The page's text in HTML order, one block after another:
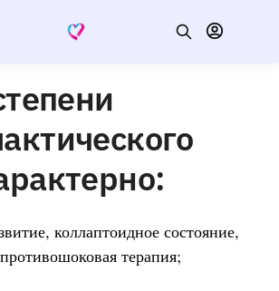
коллаптоидное состояние,
терапия;